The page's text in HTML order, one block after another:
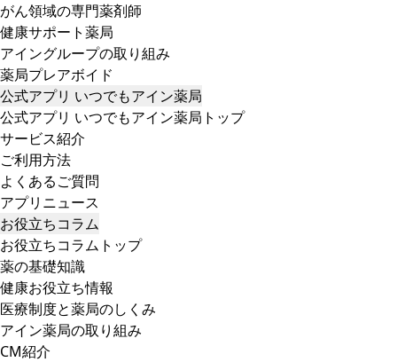
がん領域の専門薬剤師
健康サポート薬局
アイングループの取り組み
薬局プレアボイド
公式アプリ いつでもアイン薬局
公式アプリ いつでもアイン薬局トップ
サービス紹介
ご利用方法
よくあるご質問
アプリニュース
お役立ちコラム
お役立ちコラムトップ
薬の基礎知識
健康お役立ち情報
医療制度と薬局のしくみ
アイン薬局の取り組み
CM紹介